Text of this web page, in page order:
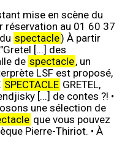
mise en scène du
réservation au 01 60 37
spectacle) À partir
[...] des
de spectacle, un
LSF est proposé,
SPECTACLE GRETEL,
[...] de contes ?! •
une sélection de
que vous pouvez
Pierre-Thiriot. • À